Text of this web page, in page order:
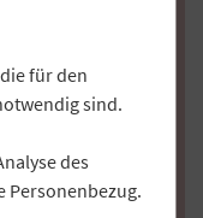
gut zu planen ist.
Robert
werden
an ihre Kunden
noch nicht
für den
sind.
des
Personenbezug.